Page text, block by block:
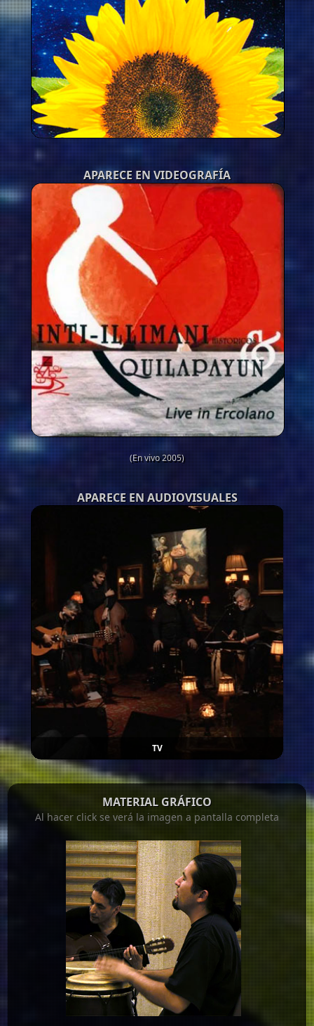
APARECE EN VIDEOGRAFÍA
(En vivo 2005)
APARECE EN AUDIOVISUALES
TV
MATERIAL GRÁFICO
Al hacer click se verá la imagen a pantalla completa